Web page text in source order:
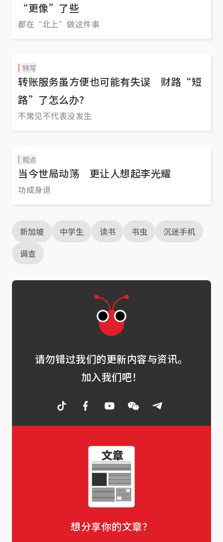
“更像”了些
都在“北上”做这件事
特写
转账服务虽方便也可能有失误 财路“短
路”了怎么办？
不常见不代表没发生
观点
当今世局动荡 更让人想起李光耀
功成身退
新加坡 中学生 读书 书虫
沉迷手机
调查
请勿错过我们的更新内容与资讯。
加入我们吧！
想分享你的文章？